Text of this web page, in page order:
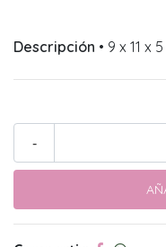
Descripción • 9 x 11 x
-